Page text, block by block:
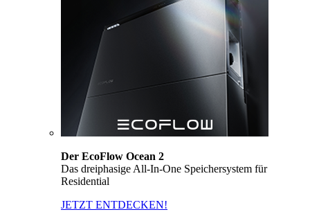
Der EcoFlow Ocean 2
Das dreiphasige All-In-One Speichersystem für
Residential
JETZT ENTDECKEN!